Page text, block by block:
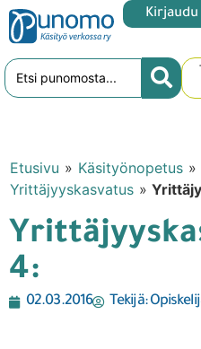
Etusivu » Käsityönopetus »
Yrittäjyyskasvatus »
4:
02.03.2016 Tekijä: